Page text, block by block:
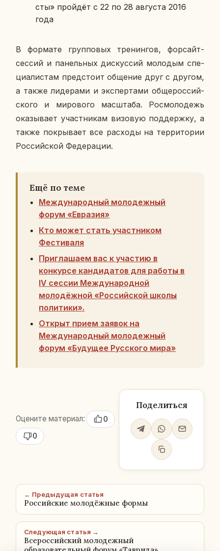
сты» прой­дёт с 22 по 28 ав­гу­ста 2016
года
В фор­ма­те груп­по­вых тре­нин­гов, фор­сайт-
сессий и па­нель­ных дис­кус­сий мо­ло­дым спе­
ци­а­ли­стам пред­сто­ит об­ще­ние друг с другом,
а также ли­де­ра­ми и экс­пер­та­ми об­ще­рос­сий­
ско­го и ми­ро­во­го мас­шта­ба. Ро­смо­ло­дежь
ока­зы­ва­ет участ­ни­кам ви­зо­вую под­держ­ку, а
также по­кры­ва­ет все рас­хо­ды на тер­ри­то­рии
Рос­сий­ской Фе­де­ра­ции.
Ещё по теме
Международный молодежный
форум «Евразия»
Кто может стать участником
Фестиваля
Приглашаем вас к участию в
конкурсе кандидатов для работы в
IV сессии Международной
молодёжной «Российской школы
политики».
Открыт прием заявок на
Международный молодежный
форум «Будущее Русского мира»
Оцените материал:
0
0
Поделиться
← Предыдущая статья
Российские молодёжные формы
Следующая статья →
Всероссийский молодежный